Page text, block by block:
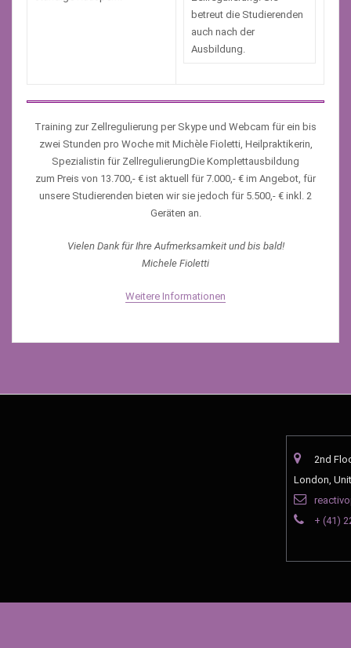
betreut die Studierenden
auch nach der
Ausbildung.
Training zur Zellregulierung per Skype und Webcam für ein bis
zwei Stunden pro Woche mit Michèle Fioletti, Heilpraktikerin,
Spezialistin für ZellregulierungDie Komplettausbildung
zum Preis von 13.700,- € ist aktuell für 7.000,- € im Angebot, für
unsere Studierenden bieten wir sie jedoch für 5.500,- € inkl. 2
Geräten an.
Vielen Dank für Ihre Aufmerksamkeit und bis bald!
Michele Fioletti
Weitere Informationen
2nd
London,
+ (41)